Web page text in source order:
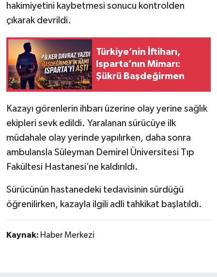
hakimiyetini kaybetmesi sonucu kontrolden
çıkarak devrildi.
Türkiye’nin İftiharı,
Isparta’nın Mimarı:
Şükrü Başdeğirmen
Kazayı görenlerin ihbarı üzerine olay yerine sağlık
ekipleri sevk edildi. Yaralanan sürücüye ilk
müdahale olay yerinde yapılırken, daha sonra
ambulansla Süleyman Demirel Üniversitesi Tıp
Fakültesi Hastanesi’ne kaldırıldı.
Sürücünün hastanedeki tedavisinin sürdüğü
öğrenilirken, kazayla ilgili adli tahkikat başlatıldı.
Kaynak: Haber Merkezi
Spor
Tarihi Yapılarımız
Teknoloji
Türkiye
Yerel
Künye